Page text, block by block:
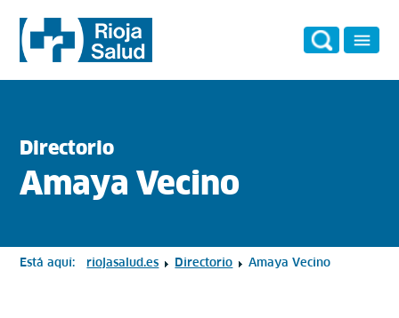
Directorio
Amaya Vecino
Está aquí: riojasalud.es Directorio Amaya Vecino